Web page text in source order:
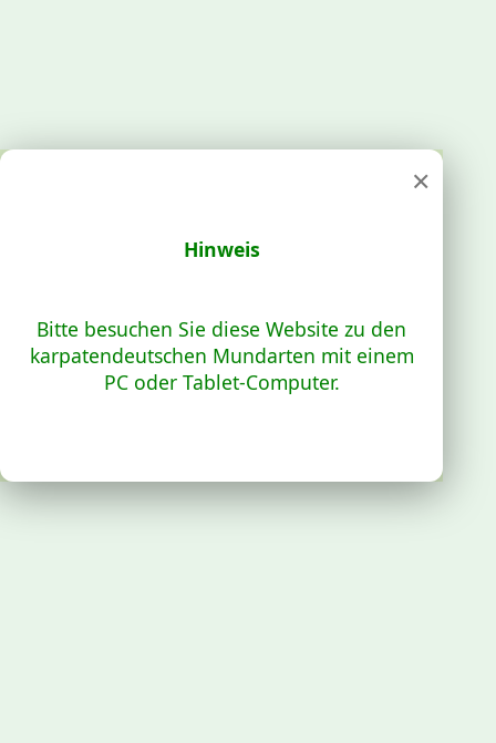
×
Hinweis
Bitte besuchen Sie diese Website zu den
karpatendeutschen Mundarten mit einem
PC oder Tablet-Computer.